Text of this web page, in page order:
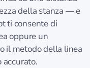
della stanza — e
ti consente di
oppure un
il metodo della linea